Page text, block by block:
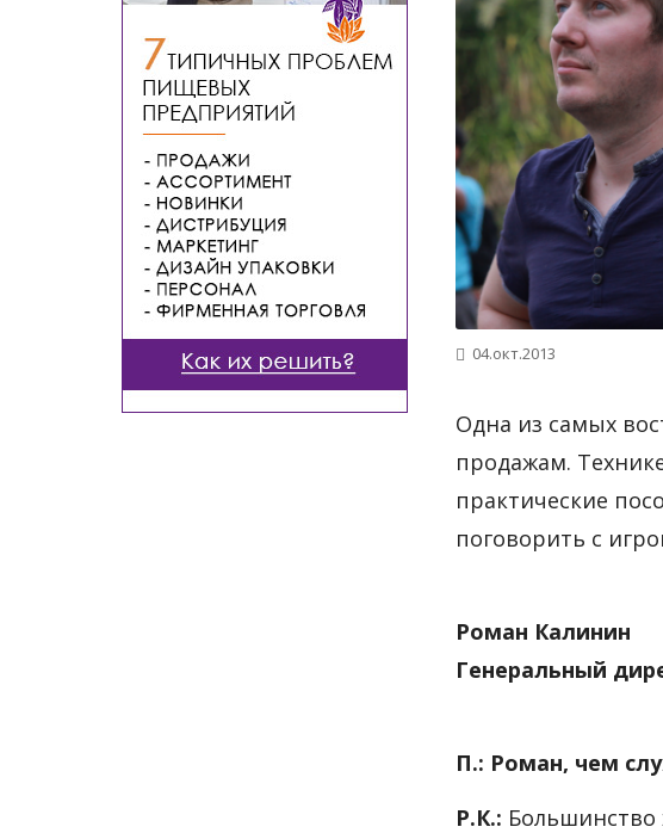
04.окт.2013
Одна из самых
продажам.
практические
поговорить с
Роман Калинин
Генеральный
П.: Роман, чем
Р.К.: Большинство